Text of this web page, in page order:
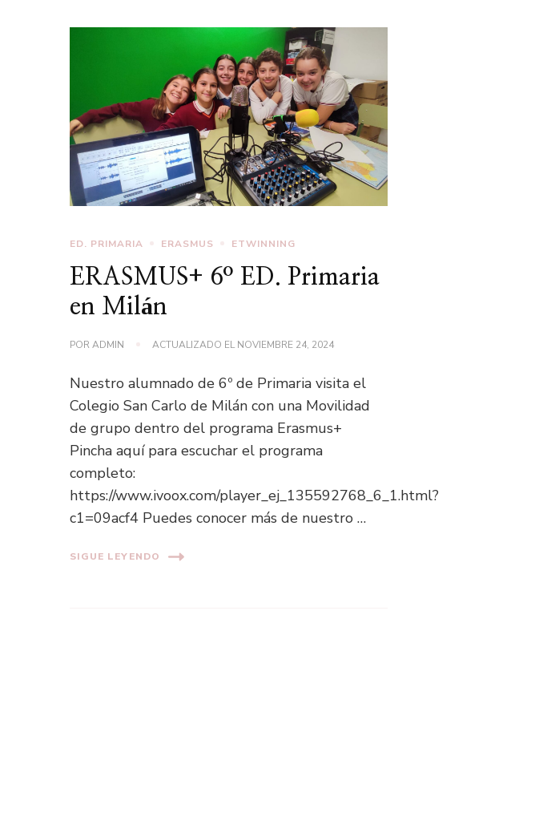
ED. PRIMARIA ERASMUS ETWINNING
ERASMUS+ 6º ED. Primaria
en Milán
PORADMIN ACTUALIZADO ELNOVIEMBRE 24, 2024
Nuestro alumnado de 6º de Primaria visita el
Colegio San Carlo de Milán con una Movilidad
de grupo dentro del programa Erasmus+
Pincha aquí para escuchar el programa
completo:
https://www.ivoox.com/player_ej_135592768_6_1.html?
c1=09acf4 Puedes conocer más de nuestro …
SIGUE LEYENDO